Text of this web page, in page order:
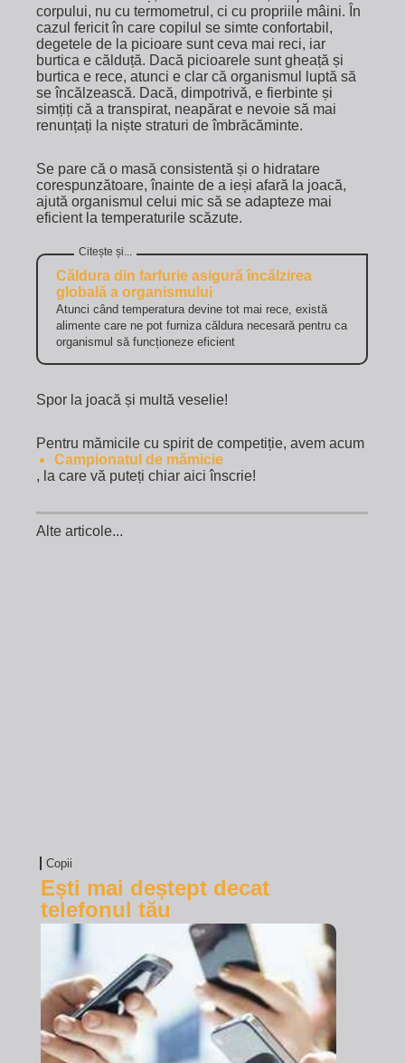
corpului, nu cu termometrul, ci cu propriile mâini. În
cazul fericit în care copilul se simte confortabil,
degetele de la picioare sunt ceva mai reci, iar
burtica e călduță. Dacă picioarele sunt gheață și
burtica e rece, atunci e clar că organismul luptă să
se încălzească. Dacă, dimpotrivă, e fierbinte și
simțiți că a transpirat, neapărat e nevoie să mai
renunțați la niște straturi de îmbrăcăminte.
Se pare că o masă consistentă și o hidratare
corespunzătoare, înainte de a ieși afară la joacă,
ajută organismul celui mic să se adapteze mai
eficient la temperaturile scăzute.
Căldura din farfurie asigură încălzirea
globală a organismului
Atunci când temperatura devine tot mai rece, există
alimente care ne pot furniza căldura necesară pentru ca
organismul să funcționeze eficient
Spor la joacă și multă veselie!
Pentru mămicile cu spirit de competiție, avem acum
Campionatul de mămicie
, la care vă puteți chiar aici înscrie!
Copii
Ești mai deștept decat
telefonul tău